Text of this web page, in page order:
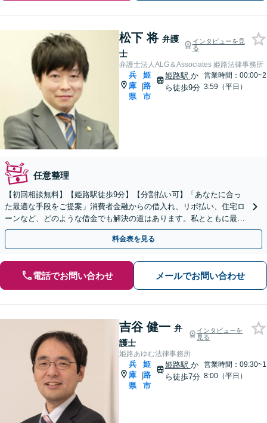
松下 将 弁護
士
インタビューを見
る
弁護士法人ALG＆Associates 姫路法律事務所
兵
庫
県
|
姫
路
市
姫路駅 か
ら徒歩9分
営業時間：00:00~2
3:59（平日）
任意整理
【初回相談無料】【姫路駅徒歩9分】【分割払い可】「あなたに合っ
た最適な手段をご提案」消費者金融からの借入れ、リボ払い、住宅ロ
ーンなど、どのような借金でも解決の道はあります。私とともに最善
の解決を図りましょう【安心の完全個室対応／秘密厳守】
料金表を見る
電話でお問い合わせ メールでお問い合わせ
吉谷 健一 弁
護士
インタビューを
見る
姫路あゆむ法律事務所
兵
庫
県
|
姫
路
市
姫路駅 か
ら徒歩7分
営業時間：09:30~1
8:00（平日）